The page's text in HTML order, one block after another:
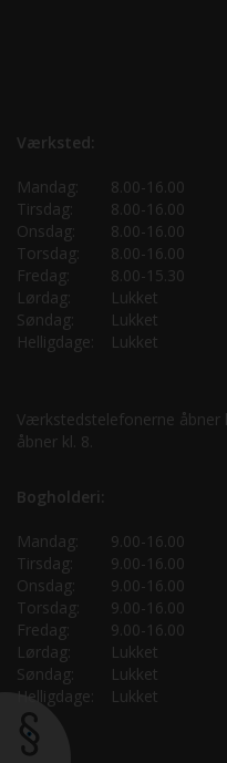
Værksted:
Mandag:
8.00-16.00
Tirsdag:
8.00-16.00
Onsdag:
8.00-16.00
Torsdag:
8.00-16.00
Fredag:
8.00-15.30
Lørdag:
Lukket
Søndag:
Lukket
Helligdage:
Lukket
Værkstedstelefonerne
åbner kl. 8.
Bogholderi:
Mandag:
9.00-16.00
Tirsdag:
9.00-16.00
Onsdag:
9.00-16.00
Torsdag:
9.00-16.00
Fredag:
9.00-16.00
Lørdag:
Lukket
Søndag:
Lukket
Helligdage:
Lukket